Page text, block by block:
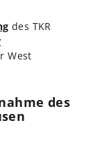
des TKR
West
des